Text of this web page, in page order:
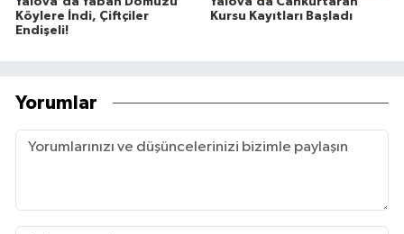
Köylere İndi, Çiftçiler
Endişeli!
Kursu Kayıtları Başladı
Yorumlar